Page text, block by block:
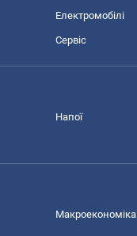
Електромобілі
Сервіс
Напої
Макроекономіка